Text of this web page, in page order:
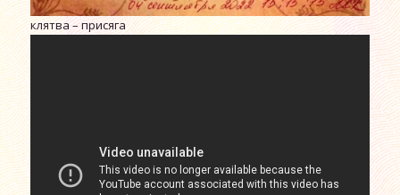
клятва – присяга